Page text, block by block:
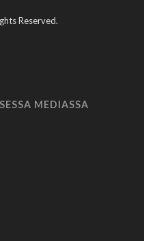
Reserved.
MEDIASSA